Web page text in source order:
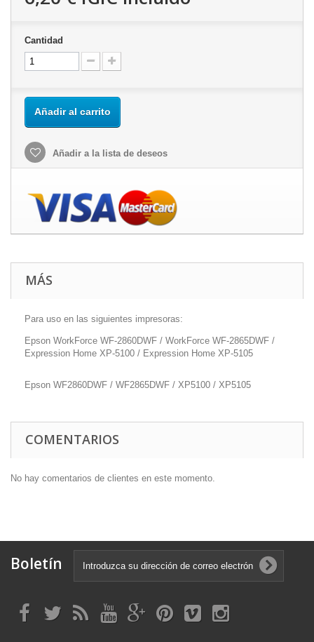
Cantidad
Añadir al carrito
Añadir a la lista de deseos
MÁS
Para uso en las siguientes impresoras:
Epson WorkForce WF-2860DWF / WorkForce WF-2865DWF /
Expression Home XP-5100 / Expression Home XP-5105
Epson WF2860DWF / WF2865DWF / XP5100 / XP5105
COMENTARIOS
No hay comentarios de clientes en este momento.
Boletín